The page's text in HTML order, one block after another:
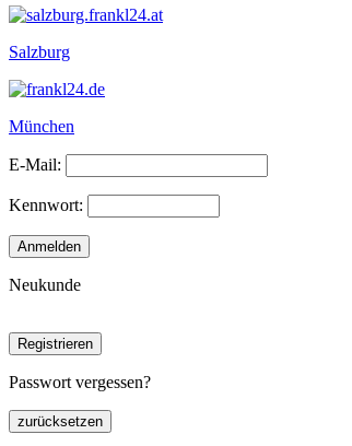
Salzburg
München
E-Mail:
Kennwort:
Neukunde
Passwort vergessen?
zurücksetzen